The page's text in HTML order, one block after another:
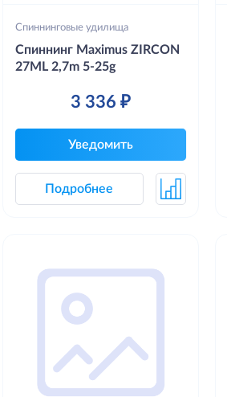
Спиннинговые удилища
Спиннинг Maximus ZIRCON
27ML 2,7m 5-25g
3 336 ₽
Уведомить
Подробнее